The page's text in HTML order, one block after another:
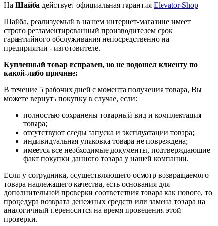
На Шайба действует официальная гарантия Elevator-Shop
Шайба, реализуемый в нашем интернет-магазине имеет
строго регламентированный производителем срок
гарантийного обслуживания непосредственно на
предприятии - изготовителе.
Купленный товар исправен, но не подошел клиенту по
какой-либо причине:
В течение 5 рабочих дней с момента получения товара, Вы
можете вернуть покупку в случае, если:
полностью сохранены товарный вид и комплектация
товара;
отсутствуют следы запуска и эксплуатации товара;
индивидуальная упаковка товара не повреждена;
имеется все необходимые документы, подтверждающие
факт покупки данного товара у нашей компании.
Если у сотрудника, осуществляющего осмотр возвращаемого
товара надлежащего качества, есть основания для
дополнительной проверки соответствия товара как нового, то
процедура возврата денежных средств или замена товара на
аналогичный переносится на время проведения этой
проверки.